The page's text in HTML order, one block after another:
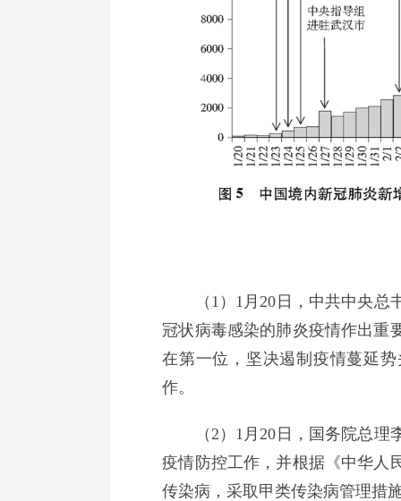
（1）1月20日，中共中央总
冠状病毒感染的肺炎疫情作出重
在第一位，坚决遏制疫情蔓延
作。
（2）1月20日，国务院总理
疫情防控工作，并根据《中华人
传染病，采取甲类传染病管理措